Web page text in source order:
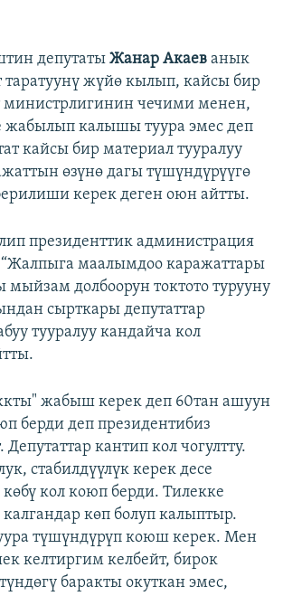
депутаты Жанар Акаев анык
жүйө кылып, кайсы бир
министрлигинин чечими менен,
жабылып калышы туура эмес деп
кайсы бир материал тууралуу
өзүнө дагы түшүндүрүүгө
керек деген оюн айтты.
президенттик администрация
маалымдоо каражаттары
долбоорун токтото турууну
сырткары депутаттар
тууралуу кандайча кол
жабыш керек деп 60тан ашуун
берди деп президентибиз
кантип кол чогултту.
стабилдүүлүк керек десе
кол коюп берди. Тилекке
көп болуп калыптыр.
түшүндүрүп коюш керек. Мен
келтиргим келбейт, бирок
баракты окуткан эмес,